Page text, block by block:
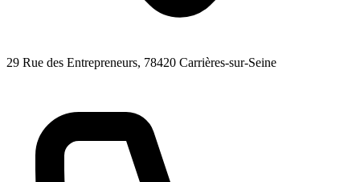
29 Rue des Entrepreneurs, 78420 Carrières-sur-Seine